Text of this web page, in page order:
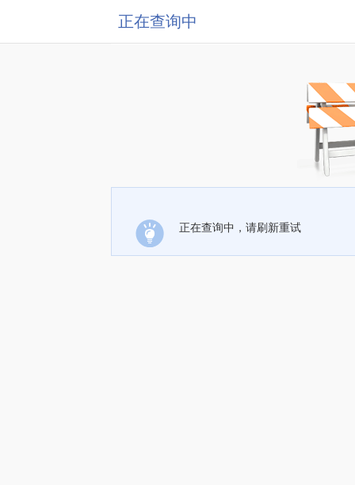
正在查询中
正在查询中，请刷新重试